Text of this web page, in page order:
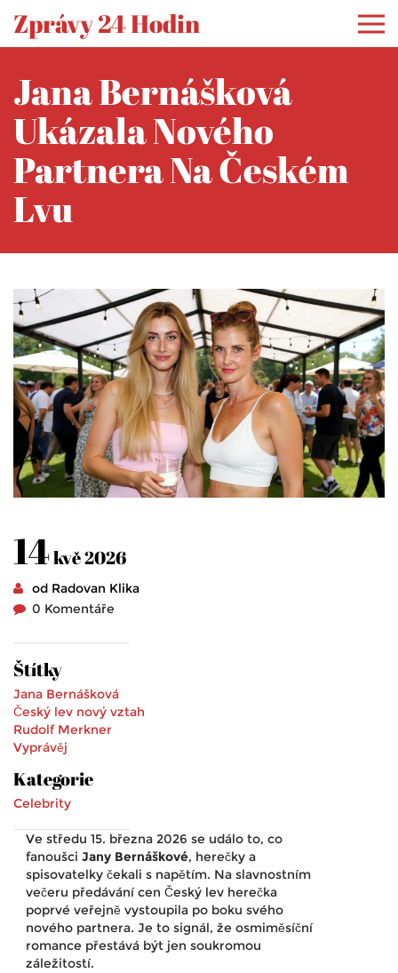
Zprávy 24 Hodin
Jana Bernášková
Ukázala Nového
Partnera Na Českém
Lvu
14kvě 2026
od Radovan Klika
0 Komentáře
Štítky
Jana Bernášková
Český lev nový vztah
Rudolf Merkner
Vyprávěj
Kategorie
Celebrity
Ve středu 15. března 2026 se událo to, co
fanoušci Jany Bernáškové, herečky a
spisovatelky čekali s napětím. Na slavnostním
večeru předávání cen Český lev herečka
poprvé veřejně vystoupila po boku svého
nového partnera. Je to signál, že osmiměsíční
romance přestává být jen soukromou
záležitostí.